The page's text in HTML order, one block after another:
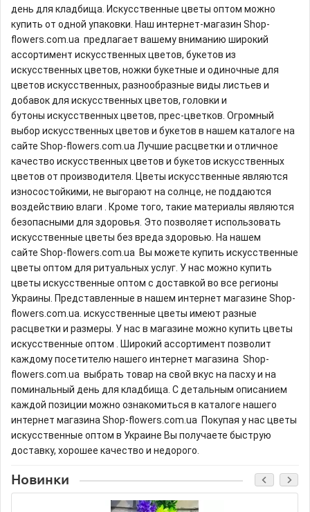
день для кладбища. Искусственные цветы оптом можно
купить от одной упаковки. Наш интернет-магазин Shop-
flowers.com.ua предлагает вашему вниманию широкий
ассортимент искусственных цветов, букетов из
искусственных цветов, ножки букетные и одиночные для
цветов искусственных, разнообразные виды листьев и
добавок для искусственных цветов, головки и
бутоны искусственных цветов, прес-цветков. Огромный
выбор искусственных цветов и букетов в нашем каталоге на
сайте Shop-flowers.com.ua Лучшие расцветки и отличное
качество искусственных цветов и букетов искусственных
цветов от производителя. Цветы искусственные являются
износостойкими, не выгорают на солнце, не поддаются
воздействию влаги . Кроме того, такие материалы являются
безопасными для здоровья. Это позволяет использовать
искусственные цветы без вреда здоровью. На нашем
сайте Shop-flowers.com.ua Вы можете купить искусственные
цветы оптом для ритуальных услуг. У нас можно купить
цветы искусственные оптом с доставкой во все регионы
Украины. Представленные в нашем интернет магазине Shop-
flowers.com.ua. искусственные цветы имеют разные
расцветки и размеры. У нас в магазине можно купить цветы
искусственные оптом . Широкий ассортимент позволит
каждому посетителю нашего интернет магазина Shop-
flowers.com.ua выбрать товар на свой вкус на пасху и на
поминальный день для кладбища. С детальным описанием
каждой позиции можно ознакомиться в каталоге нашего
интернет магазина Shop-flowers.com.ua Покупая у нас цветы
искусственные оптом в Украине Вы получаете быструю
доставку, хорошее качество и недорого.
Новинки